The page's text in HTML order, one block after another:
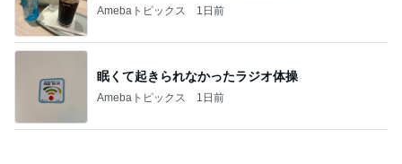
Amebaトピックス 1日前
眠くて起きられなかったラジオ体操
Amebaトピックス 1日前